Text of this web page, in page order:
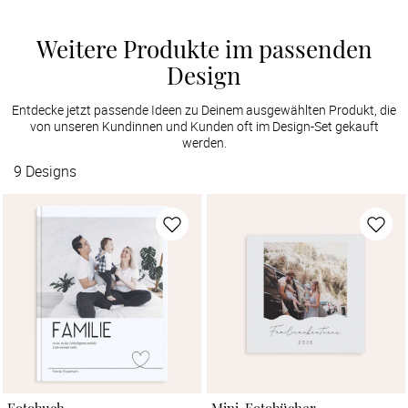
Weitere Produkte im passenden
Design
Entdecke jetzt passende Ideen zu Deinem ausgewählten Produkt, die
von unseren Kundinnen und Kunden oft im Design-Set gekauft
werden.
9 Designs